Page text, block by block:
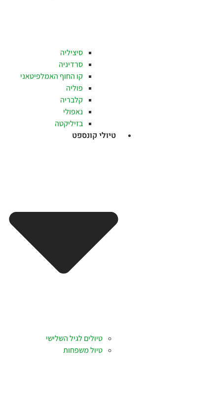
סיציליה
סרדיניה
קו החוף האמלפיטאני
פוליה
קלבריה
נאפולי
בזיליקטה
טיולי קונספט
טיולים לגיל השלישי
טיול משפחות